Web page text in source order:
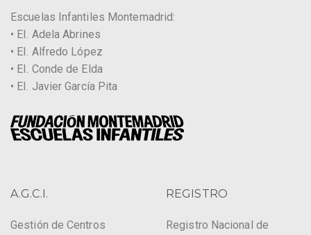
Escuelas Infantiles Montemadrid:
• EI. Adela Abrines
• EI. Alfredo López
• EI. Conde de Elda
• EI. Javier García Pita
A.G.C.I.
Gestión de Centros
REGISTRO
Registro Nacional de